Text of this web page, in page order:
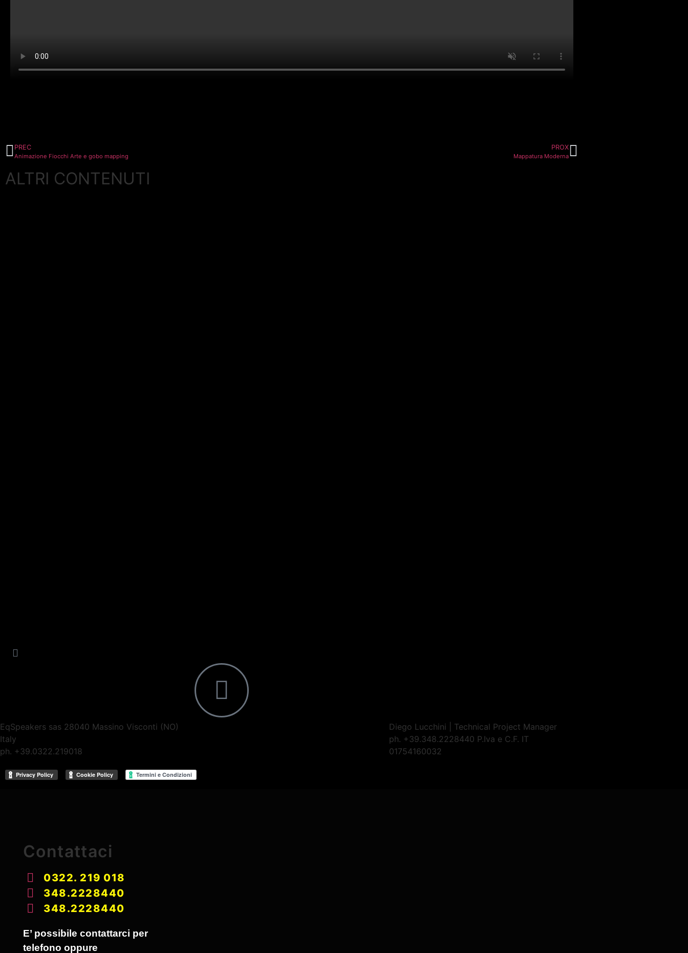
PREC
Animazione Fiocchi Arte e gobo mapping
PROX
Mappatura Moderna
ALTRI CONTENUTI
EqSpeakers sas 28040 Massino Visconti (NO)
Italy
ph. +39.0322.219018
Diego Lucchini | Technical Project Manager
ph. +39.348.2228440 P.Iva e C.F. IT
01754160032
Contattaci
0322. 219 018
348.2228440
348.2228440
E’ possibile contattarci per
telefono oppure